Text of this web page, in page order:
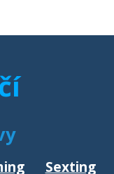
Sexting